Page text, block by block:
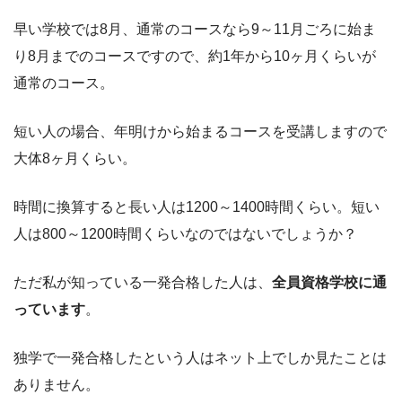
早い学校では8月、通常のコースなら9～11月ごろに始ま
り8月までのコースですので、約1年から10ヶ月くらいが
通常のコース。
短い人の場合、年明けから始まるコースを受講しますので
大体8ヶ月くらい。
時間に換算すると長い人は1200～1400時間くらい。短い
人は800～1200時間くらいなのではないでしょうか？
ただ私が知っている一発合格した人は、 全員資格学校に通
っています。
独学で一発合格したという人はネット上でしか見たことは
ありません。